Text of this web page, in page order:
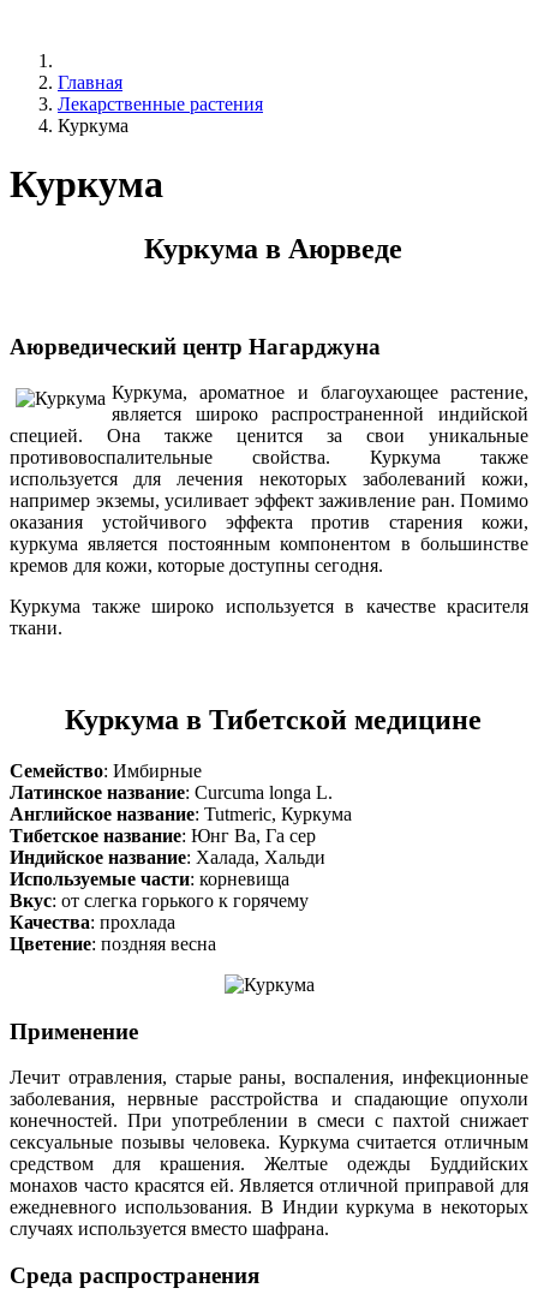
Главная
Лекарственные растения
Куркума
Куркума
Куркума в Аюрведе
Аюрведический центр Нагарджуна
Куркума, ароматное и благоухающее растение,
является широко распространенной индийской
специей. Она также ценится за свои уникальные
противовоспалительные свойства. Куркума также
используется для лечения некоторых заболеваний кожи,
например экземы, усиливает эффект заживление ран. Помимо
оказания устойчивого эффекта против старения кожи,
куркума является постоянным компонентом в большинстве
кремов для кожи, которые доступны сегодня.
Куркума также широко используется в качестве красителя
ткани.
Куркума в Тибетской медицине
Семейство: Имбирные
Латинское название: Curcuma longa L.
Английское название: Tutmeric, Куркума
Тибетское название: Юнг Ва, Га сер
Индийское название: Халада, Хальди
Используемые части: корневища
Вкус: от слегка горького к горячему
Качества: прохлада
Цветение: поздняя весна
Применение
Лечит отравления, старые раны, воспаления, инфекционные
заболевания, нервные расстройства и спадающие опухоли
конечностей. При употреблении в смеси с пахтой снижает
сексуальные позывы человека. Куркума считается отличным
средством для крашения. Желтые одежды Буддийских
монахов часто красятся ей. Является отличной приправой для
ежедневного использования. В Индии куркума в некоторых
случаях используется вместо шафрана.
Среда распространения